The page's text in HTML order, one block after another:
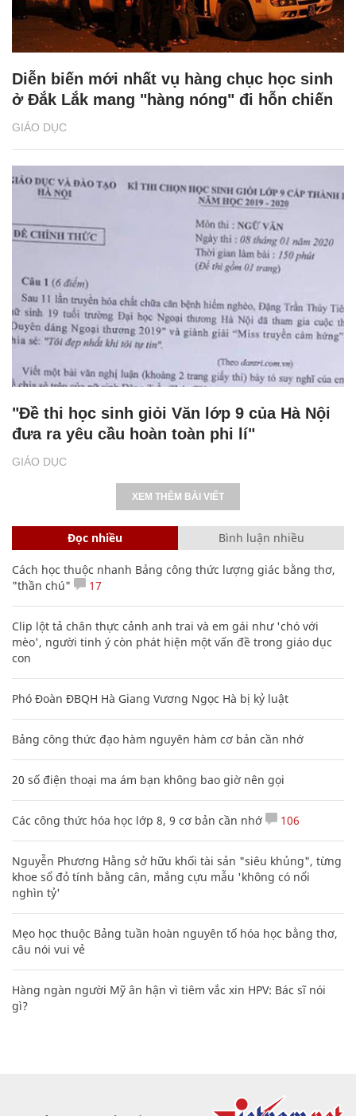
GIÁO DỤC
Diễn biến mới nhất vụ hàng chục học sinh
ở Đắk Lắk mang "hàng nóng" đi hỗn chiến
GIÁO DỤC
"Đề thi học sinh giỏi Văn lớp 9 của Hà Nội
đưa ra yêu cầu hoàn toàn phi lí"
XEM THÊM BÀI VIẾT
Đọc nhiều Bình luận nhiều
Cách học thuộc nhanh Bảng công thức lượng giác bằng thơ,
"thần chú"
17
Clip lột tả chân thực cảnh anh trai và em gái như 'chó với
mèo', người tinh ý còn phát hiện một vấn đề trong giáo dục
con
Phó Đoàn ĐBQH Hà Giang Vương Ngọc Hà bị kỷ luật
Bảng công thức đạo hàm nguyên hàm cơ bản cần nhớ
20 số điện thoại ma ám bạn không bao giờ nên gọi
Các công thức hóa học lớp 8, 9 cơ bản cần nhớ 106
Nguyễn Phương Hằng sở hữu khối tài sản "siêu khủng", từng
khoe sổ đỏ tính bằng cân, mắng cựu mẫu 'không có nổi
nghìn tỷ'
Mẹo học thuộc Bảng tuần hoàn nguyên tố hóa học bằng thơ,
câu nói vui vẻ
Hàng ngàn người Mỹ ân hận vì tiêm vắc xin HPV: Bác sĩ nói
gì?